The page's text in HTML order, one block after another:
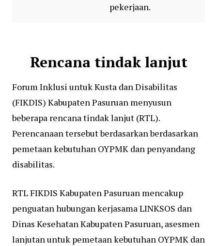
pekerjaan.
Rencana tindak lanjut
Forum Inklusi untuk Kusta dan Disabilitas
(FIKDIS) Kabupaten Pasuruan menyusun
beberapa rencana tindak lanjut (RTL).
Perencanaan tersebut berdasarkan berdasarkan
pemetaan kebutuhan OYPMK dan penyandang
disabilitas.
RTL FIKDIS Kabupaten Pasuruan mencakup
penguatan hubungan kerjasama LINKSOS dan
Dinas Kesehatan Kabupaten Pasuruan, asesmen
lanjutan untuk pemetaan kebutuhan OYPMK dan